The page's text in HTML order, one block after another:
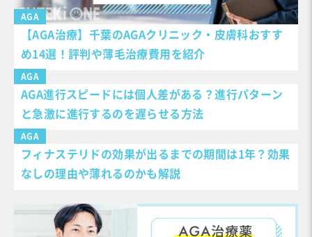
AGA
【AGA治療】千葉のAGAクリニック・皮膚科おすす
め14選！評判や薄毛治療費用を紹介
AGA
AGA進行スピードには個人差がある？進行パターン
と急激に進行するのを遅らせる方法
AGA
フィナステリドの効果が出るまでの期間は1年？効果
なしの理由や薄れるのかも解説